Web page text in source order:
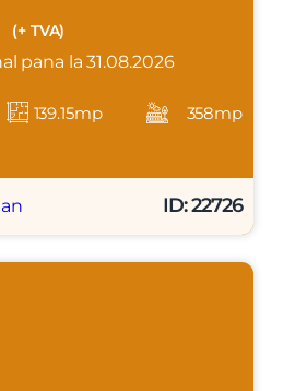
(+ TVA)
pana la 31.08.2026
139.15mp 358mp
ID: 22726